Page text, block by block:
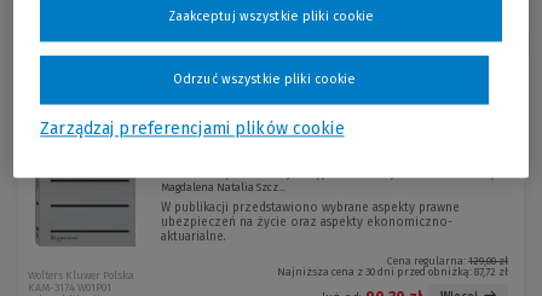
Sortuj:
-30 % Zagadnienia prawne i ekonomiczne
Magdalena Natalia Szcz...
W publikacji przedstawiono wybrane aspekty prawne
ubezpieczeń na życie oraz aspekty ekonomiczno-
aktuarialne.
Cena regularna: 129,00 zł
Najniższa cena z 30 dni przed obniżką: 87,72 zł
Wolters Kluwer Polska
KAM-3174 W01P01
Zarządzaj preferencjami plików cookie
Odrzuć wszystkie pliki cookie
Zaakceptuj wszystkie pliki cookie